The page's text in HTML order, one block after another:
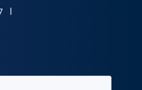
"ISBN-13 9798765104057"